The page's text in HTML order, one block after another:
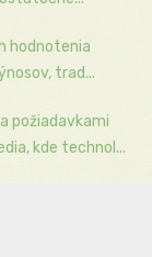
hodnotenia
trad...
požiadavkami
kde technol...